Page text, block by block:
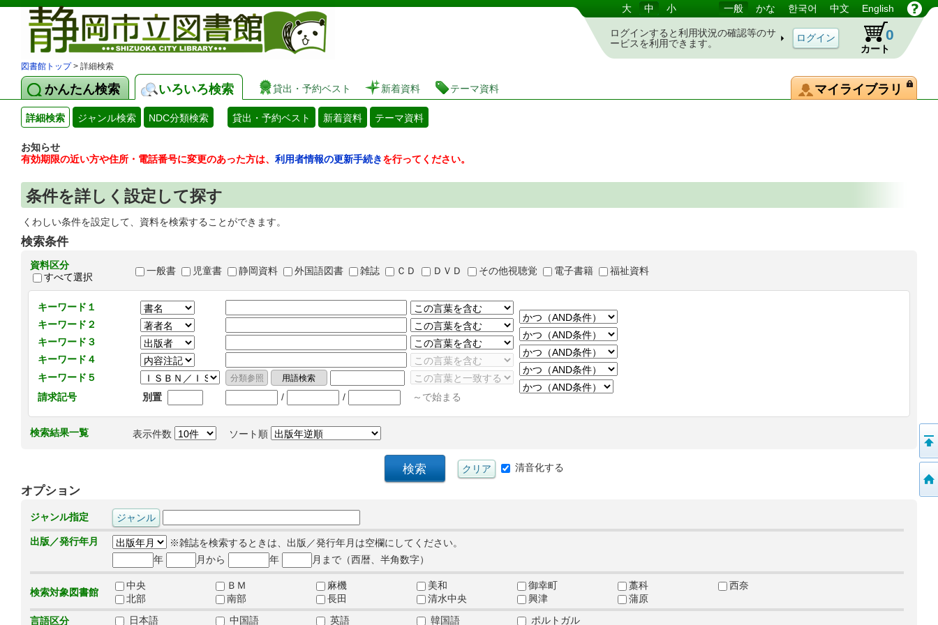
図書館 蔵書検索・予約システム 大 中 小 一般 かな 한국어 中文 English
ログインすると利用状況の確認等のサ
ービスを利用できます。
カート
0
図書館トップ> 詳細検索
かんたん検索 いろいろ検索 貸出・予約ベスト 新着資料 テーマ資料 マイライブラリ
詳細検索 ジャンル検索 NDC分類検索 貸出・予約ベスト 新着資料 テーマ資料
お知らせ
有効期限の近い方や住所・電話番号に変更のあった方は、 利用者情報の更新手続きを行ってください。
条件を詳しく設定して探す
くわしい条件を設定して、資料を検索することができます。
検索条件
資料区分
すべて選択
一般書 児童書 静岡資料 外国語図書 雑誌 ＣＤ ＤＶＤ その他視聴覚 電子書籍 福祉資料
キーワード１
キーワード２
キーワード３
キーワード４
キーワード５
請求記号
別置 / / ～で始まる
検索結果一覧 表示件数 ソート順
清音化する
オプション
ジャンル指定
出版／発行年月
※雑誌を検索するときは、出版／発行年月は空欄にしてください。
年
月から 年 月まで（西暦、半角数字）
検索対象図書館
中央 ＢＭ 麻機 美和 御幸町 藁科
西奈
北部
南部 長田 清水中央 興津
蒲原
言語区分
日本語 中国語 英語 韓国語 ポルトガル